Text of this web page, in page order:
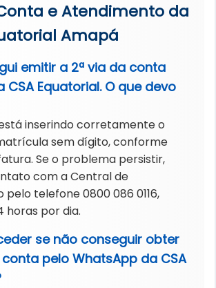
e Atendimento da
Amapá
emitir a 2ª via da conta
CSA Equatorial. O que devo
inserindo corretamente o
sem dígito, conforme
Se o problema persistir,
com a Central de
telefone 0800 086 0116,
horas por dia.
se não conseguir obter
pelo WhatsApp da CSA